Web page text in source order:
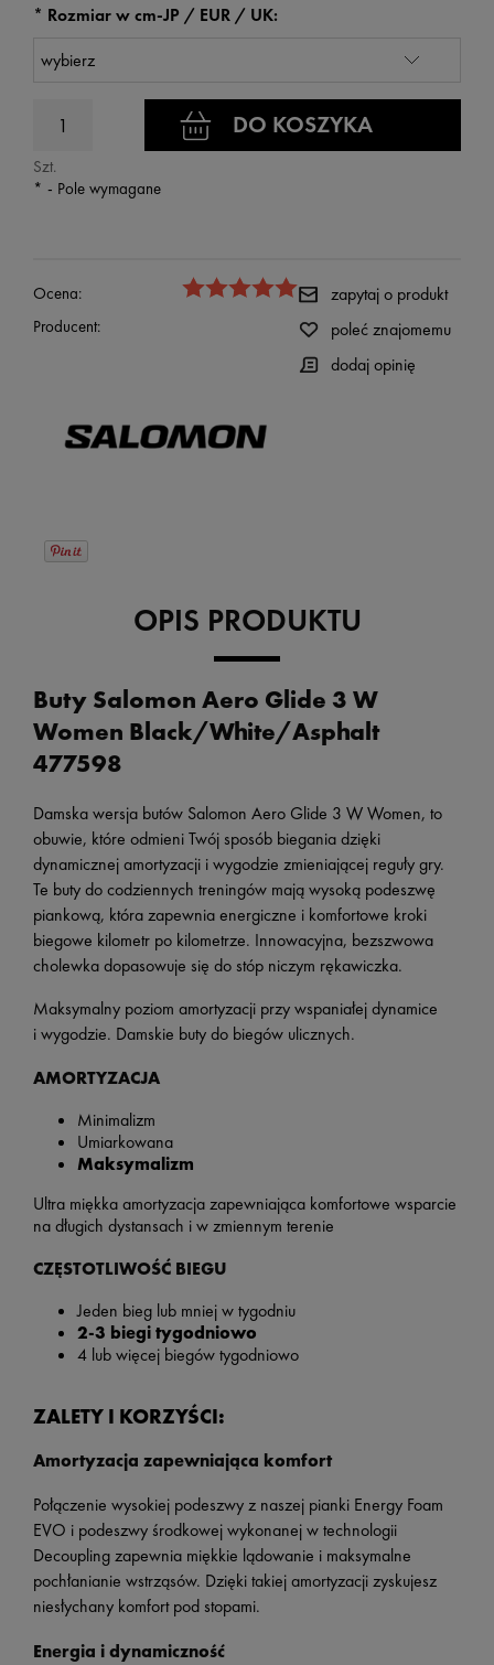
* Rozmiar w cm-JP / EUR / UK:
Szt.
DO KOSZYKA
* - Pole wymagane
Ocena:
Producent:
zapytaj o produkt
poleć znajomemu
dodaj opinię
OPIS PRODUKTU
Buty Salomon Aero Glide 3 W
Women Black/White/Asphalt
477598
Damska wersja butów Salomon Aero Glide 3 W Women, to
obuwie, które odmieni Twój sposób biegania dzięki
dynamicznej amortyzacji i wygodzie zmieniającej reguły gry.
Te buty do codziennych treningów mają wysoką podeszwę
piankową, która zapewnia energiczne i komfortowe kroki
biegowe kilometr po kilometrze. Innowacyjna, bezszwowa
cholewka dopasowuje się do stóp niczym rękawiczka.
Maksymalny poziom amortyzacji przy wspaniałej dynamice
i wygodzie. Damskie buty do biegów ulicznych.
AMORTYZACJA
Minimalizm
Umiarkowana
Maksymalizm
Ultra miękka amortyzacja zapewniająca komfortowe wsparcie
na długich dystansach i w zmiennym terenie
CZĘSTOTLIWOŚĆ BIEGU
Jeden bieg lub mniej w tygodniu
2-3 biegi tygodniowo
4 lub więcej biegów tygodniowo
ZALETY I KORZYŚCI:
Amortyzacja zapewniająca komfort
Połączenie wysokiej podeszwy z naszej pianki Energy Foam
EVO i podeszwy środkowej wykonanej w technologii
Decoupling zapewnia miękkie lądowanie i maksymalne
pochłanianie wstrząsów. Dzięki takiej amortyzacji zyskujesz
niesłychany komfort pod stopami.
Energia i dynamiczność